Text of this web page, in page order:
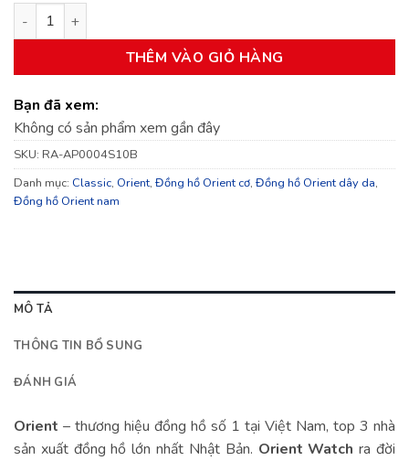
Đồng hồ Orient RA-AP0004S10B số lượng
THÊM VÀO GIỎ HÀNG
Bạn đã xem:
Không có sản phẩm xem gần đây
SKU: RA-AP0004S10B
Danh mục: Classic, Orient, Đồng hồ Orient cơ, Đồng hồ Orient dây da,
Đồng hồ Orient nam
MÔ TẢ
THÔNG TIN BỔ SUNG
ĐÁNH GIÁ
Orient – thương hiệu đồng hồ số 1 tại Việt Nam, top 3 nhà
sản xuất đồng hồ lớn nhất Nhật Bản. Orient Watch ra đời